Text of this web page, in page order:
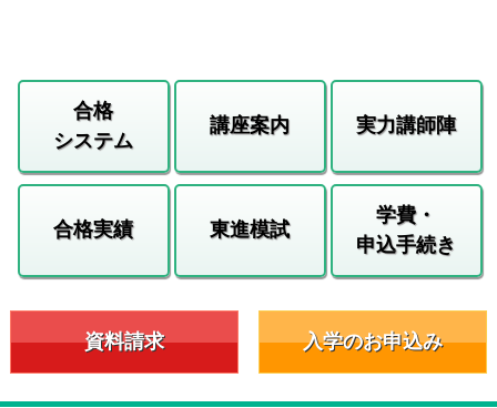
合格
システム
講座案内 実力講師陣
合格実績 東進模試
学費・
申込手続き
資料請求 入学のお申込み